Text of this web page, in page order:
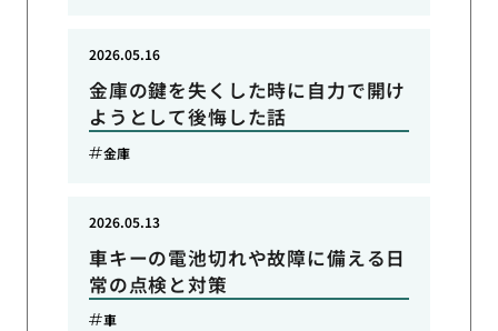
金庫の鍵を失くした時に自力で開け
ようとして後悔した話
2026.05.16
金庫
車キーの電池切れや故障に備える日
常の点検と対策
2026.05.13
車